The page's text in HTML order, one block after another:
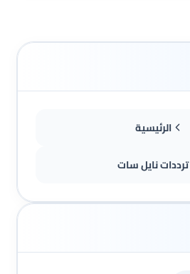
الرئيسية
ترددات نايل سات